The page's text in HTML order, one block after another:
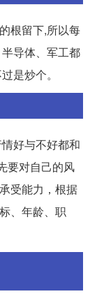
根留下,所以每
导体、军工都
是炒个。
好与不好都和
要对自己的风
受能力，根据
、年龄、职